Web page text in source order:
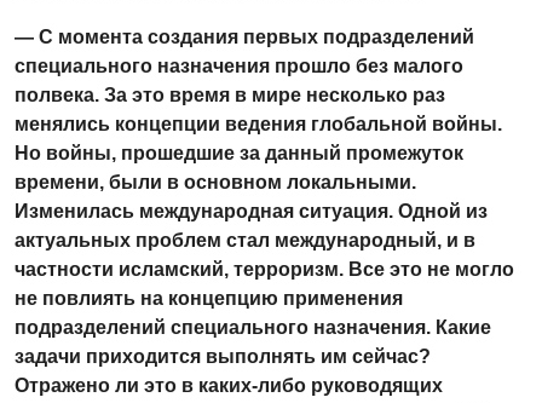
— С момента создания первых подразделений
специального назначения прошло без малого
полвека. За это время в мире несколько раз
менялись концепции ведения глобальной войны.
Но войны, прошедшие за данный промежуток
времени, были в основном локальными.
Изменилась международная ситуация. Одной из
актуальных проблем стал международный, и в
частности исламский, терроризм. Все это не могло
не повлиять на концепцию применения
подразделений специального назначения. Какие
задачи приходится выполнять им сейчас?
Отражено ли это в каких-либо руководящих